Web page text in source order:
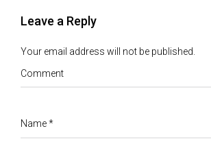
Leave a Reply
Your email address will not be published.
Comment
Name*